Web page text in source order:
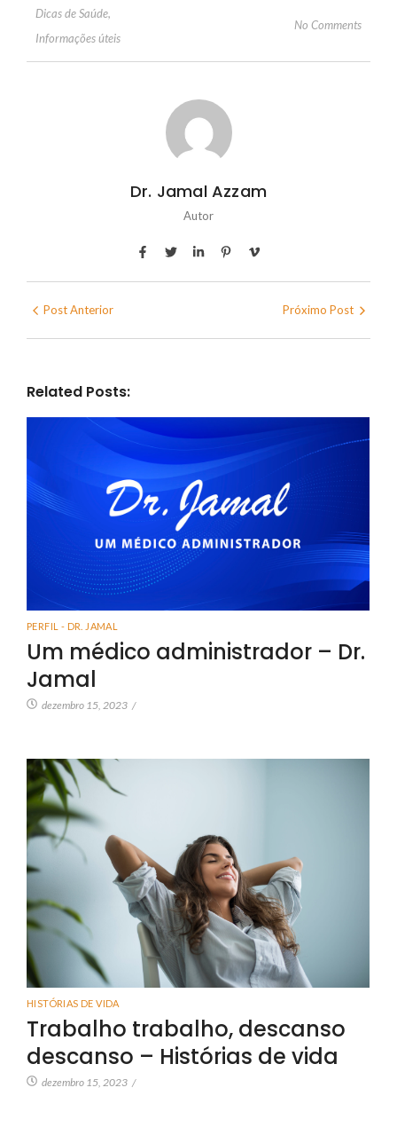
Dicas de Saúde,
Informações úteis
No Comments
Dr. Jamal Azzam
Autor
Post Anterior Próximo Post
Related Posts:
PERFIL - DR. JAMAL
Um médico administrador – Dr.
Jamal
dezembro 15, 2023 /
HISTÓRIAS DE VIDA
Trabalho trabalho, descanso
descanso – Histórias de vida
dezembro 15, 2023 /